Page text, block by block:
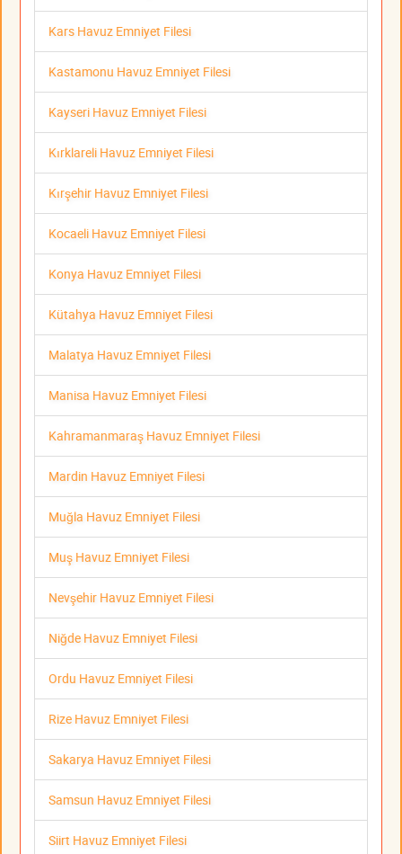
Kars Havuz Emniyet Filesi
Kastamonu Havuz Emniyet Filesi
Kayseri Havuz Emniyet Filesi
Kırklareli Havuz Emniyet Filesi
Kırşehir Havuz Emniyet Filesi
Kocaeli Havuz Emniyet Filesi
Konya Havuz Emniyet Filesi
Kütahya Havuz Emniyet Filesi
Malatya Havuz Emniyet Filesi
Manisa Havuz Emniyet Filesi
Kahramanmaraş Havuz Emniyet Filesi
Mardin Havuz Emniyet Filesi
Muğla Havuz Emniyet Filesi
Muş Havuz Emniyet Filesi
Nevşehir Havuz Emniyet Filesi
Niğde Havuz Emniyet Filesi
Ordu Havuz Emniyet Filesi
Rize Havuz Emniyet Filesi
Sakarya Havuz Emniyet Filesi
Samsun Havuz Emniyet Filesi
Siirt Havuz Emniyet Filesi